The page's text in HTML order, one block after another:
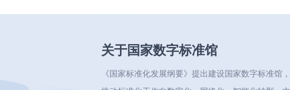
关于国家数字标准馆
《国家标准化发展纲要》提出建设国家数字标准馆，